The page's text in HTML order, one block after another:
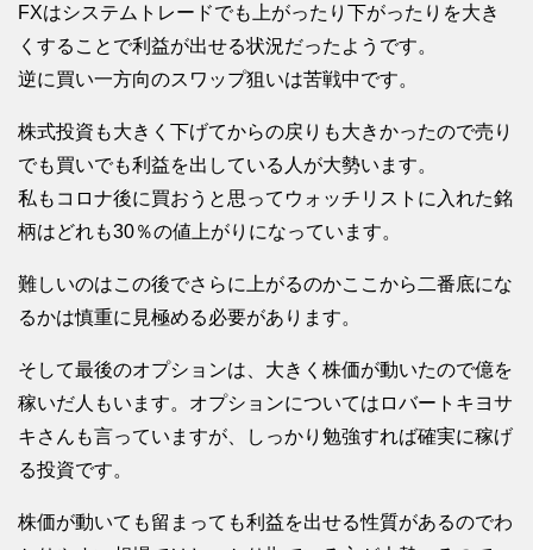
FXはシステムトレードでも上がったり下がったりを大き
くすることで利益が出せる状況だったようです。
逆に買い一方向のスワップ狙いは苦戦中です。
株式投資も大きく下げてからの戻りも大きかったので売り
でも買いでも利益を出している人が大勢います。
私もコロナ後に買おうと思ってウォッチリストに入れた銘
柄はどれも30％の値上がりになっています。
難しいのはこの後でさらに上がるのかここから二番底にな
るかは慎重に見極める必要があります。
そして最後のオプションは、大きく株価が動いたので億を
稼いだ人もいます。オプションについてはロバートキヨサ
キさんも言っていますが、しっかり勉強すれば確実に稼げ
る投資です。
株価が動いても留まっても利益を出せる性質があるのでわ